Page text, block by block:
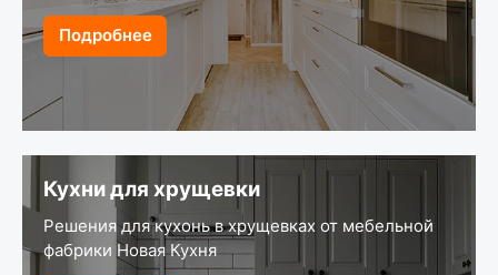
Подробнее
Кухни для хрущевки
Решения для кухонь в хрущевках от мебельной
фабрики Новая Кухня